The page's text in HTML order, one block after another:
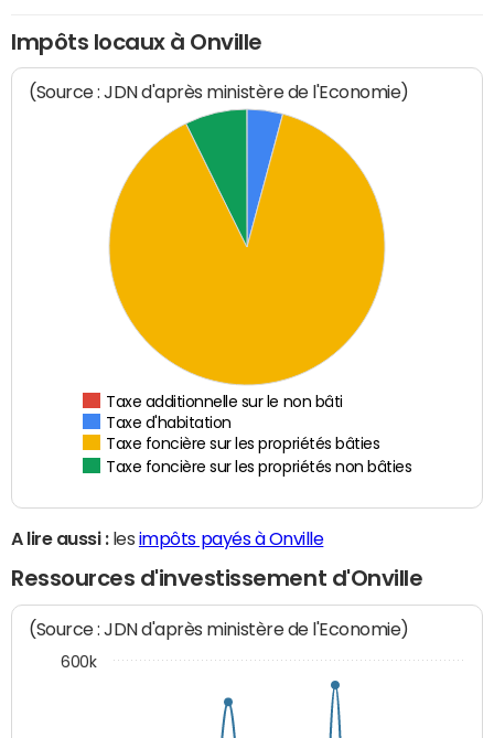
Impôts locaux à Onville
(Source : JDN d'après ministère de l'Economie)
Taxe additionnelle sur le non bâti
Taxe d'habitation
Taxe foncière sur les propriétés bâties
Taxe foncière sur les propriétés non bâties
A lire aussi :les impôts payés à Onville
Ressources d'investissement d'Onville
(Source : JDN d'après ministère de l'Economie)
600k